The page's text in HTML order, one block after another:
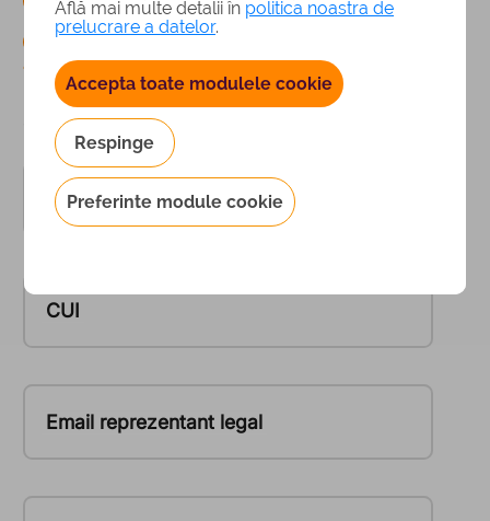
1
Completeaza datele firmei
Denumirea Companiei
CUI
Email reprezentant legal
Află mai multe detalii în politica noastra de
prelucrare a datelor.
Accepta toate modulele cookie
Respinge
Preferinte module cookie